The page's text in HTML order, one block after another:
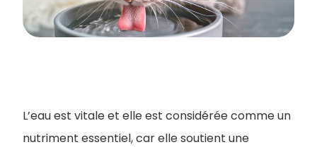
L’eau est vitale et elle est considérée comme un
nutriment essentiel, car elle soutient une